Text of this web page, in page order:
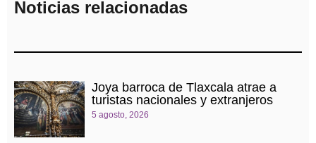
Noticias relacionadas
Joya barroca de Tlaxcala atrae a
turistas nacionales y extranjeros
5 agosto, 2026